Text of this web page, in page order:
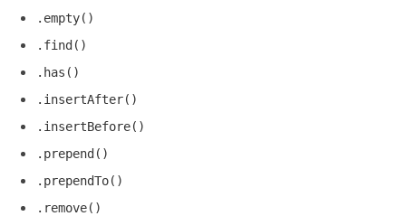
.empty()
.find()
.has()
.insertAfter()
.insertBefore()
.prepend()
.prependTo()
.remove()